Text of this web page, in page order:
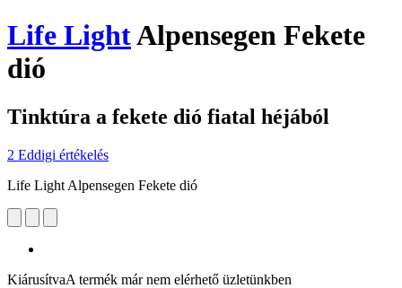
Life LightAlpensegen Fekete
dió
Tinktúra a fekete dió fiatal héjából
2 Eddigi értékelés
Life Light Alpensegen Fekete dió
KiárusítvaA termék már nem elérhető üzletünkben